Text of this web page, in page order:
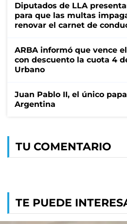
Diputados de LLA
para que las multas
renovar el carnet de
ARBA informó que vence
con descuento la cuota 4
Urbano
Juan Pablo II, el único
Argentina
TU COMENTARIO
TE PUEDE